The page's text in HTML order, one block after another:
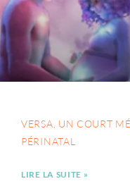
VERSA, UN COURT
PÉRINATAL
LIRE LA SUITE »